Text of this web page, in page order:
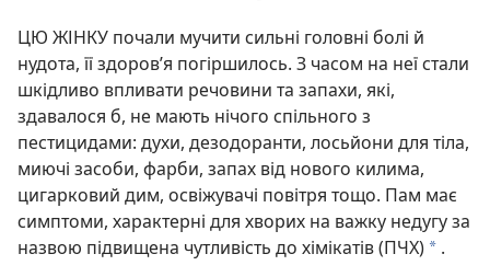
ЦЮ ЖІНКУ почали мучити сильні головні болі й
нудота, її здоров’я погіршилось. З часом на неї стали
шкідливо впливати речовини та запахи, які,
здавалося б, не мають нічого спільного з
пестицидами: духи, дезодоранти, лосьйони для тіла,
миючі засоби, фарби, запах від нового килима,
цигарковий дим, освіжувачі повітря тощо. Пам має
симптоми, характерні для хворих на важку недугу за
назвою підвищена чутливість до хімікатів (ПЧХ) a .